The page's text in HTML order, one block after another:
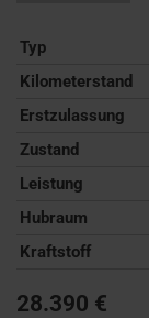
Typ
Kilometerstand
Erstzulassung
Zustand
Leistung
Hubraum
Kraftstoff
28.390 €